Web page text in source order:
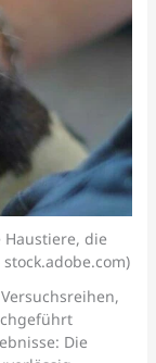
die
Die